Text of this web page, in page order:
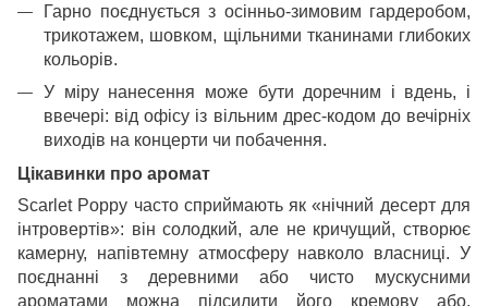
Гарно поєднується з осінньо-зимовим гардеробом,
трикотажем, шовком, щільними тканинами глибоких
кольорів.
У міру нанесення може бути доречним і вдень, і
ввечері: від офісу із вільним дрес-кодом до вечірніх
виходів на концерти чи побачення.
Цікавинки про аромат
Scarlet Poppy часто сприймають як «нічний десерт для
інтровертів»: він солодкий, але не кричущий, створює
камерну, напівтемну атмосферу навколо власниці. У
поєднанні з деревними або чисто мускусними
ароматами можна підсилити його кремову або,